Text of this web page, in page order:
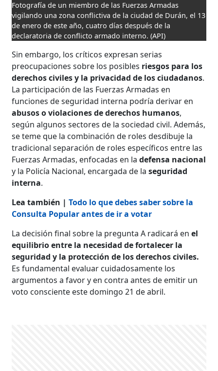
Fotografía de un miembro de las Fuerzas Armadas
vigilando una zona conflictiva de la ciudad de Durán, el 13
de enero de este año, cuatro días después de la
declaratoria de conflicto armado interno. (API)
Sin embargo, los críticos expresan serias
preocupaciones sobre los posibles riesgos para los
derechos civiles y la privacidad de los ciudadanos.
La participación de las Fuerzas Armadas en
funciones de seguridad interna podría derivar en
abusos o violaciones de derechos humanos,
según algunos sectores de la sociedad civil. Además,
se teme que la combinación de roles desdibuje la
tradicional separación de roles específicos entre las
Fuerzas Armadas, enfocadas en ladefensa nacional
y la Policía Nacional, encargada de laseguridad
interna.
Lea también |Todo lo que debes saber sobre la
Consulta Popular antes de ir a votar
La decisión final sobre la pregunta A radicará enel
equilibrio entre la necesidad de fortalecer la
seguridad y la protección de los derechos civiles.
Es fundamental evaluar cuidadosamente los
argumentos a favor y en contra antes de emitir un
voto consciente este domingo 21 de abril.